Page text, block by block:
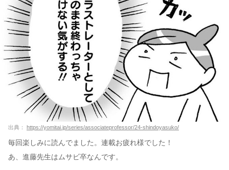
出典： https://yomitai.jp/series/associateprofessor/24-shindoyasuko/
毎回楽しみに読んでました。連載お疲れ様でした！
あ、進藤先生はムサビ卒なんです。